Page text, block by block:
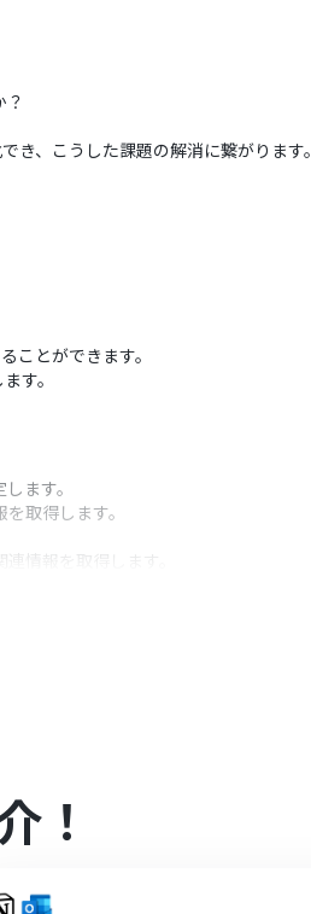
、こうした課題の解消に繋がります。
とができます。
す。
ます。
取得します。
情報を取得します。
語などを任意で設定してください。
内容を任意で設定してください。
！